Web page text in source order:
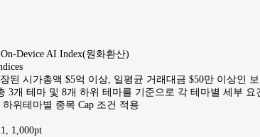
Device AI Index(원화환산)
된 시가총액 $5억 이상, 일평균 거래대금 $50만 이상인
3개 테마 및 8개 하위 테마를 기준으로 각 테마별 세부
위테마별 종목 Cap 조건 적용
1,000pt